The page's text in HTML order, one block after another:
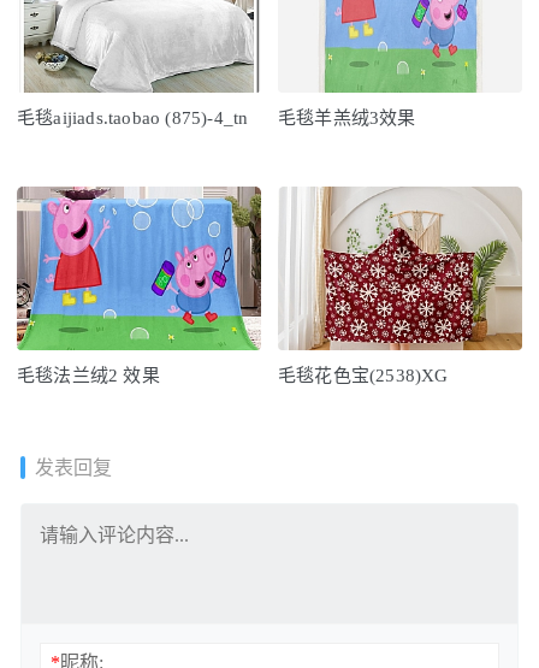
毛毯aijiads.taobao (875)-4_tn 毛毯羊羔绒3效果
毛毯法兰绒2 效果 毛毯花色宝(2538)XG
发表回复
*昵称: